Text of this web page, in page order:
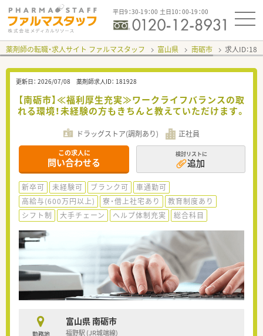
平日9：30-19：00 土日10：00-19：00
薬剤師の転職・求人サイト ファルマスタッフ 富山県 南砺市 求人ID：
更新日： 2026/07/08 薬剤師求人ID： 181928
【南砺市】≪福利厚生充実≫ワークライフバランスの取
れる環境！未経験の方もきちんと教えていただけます。
ドラッグストア(調剤あり) 正社員
この求人に
問い合わせる
検討リストに
追加
新卒可 未経験可 ブランク可
車通勤可
高給与(600万円以上)
寮・借上社宅あり
教育制度あり
シフト制
大手チェーン ヘルプ体制充実 総合科目
勤務地
富山県 南砺市
福野駅 (JR城端線)